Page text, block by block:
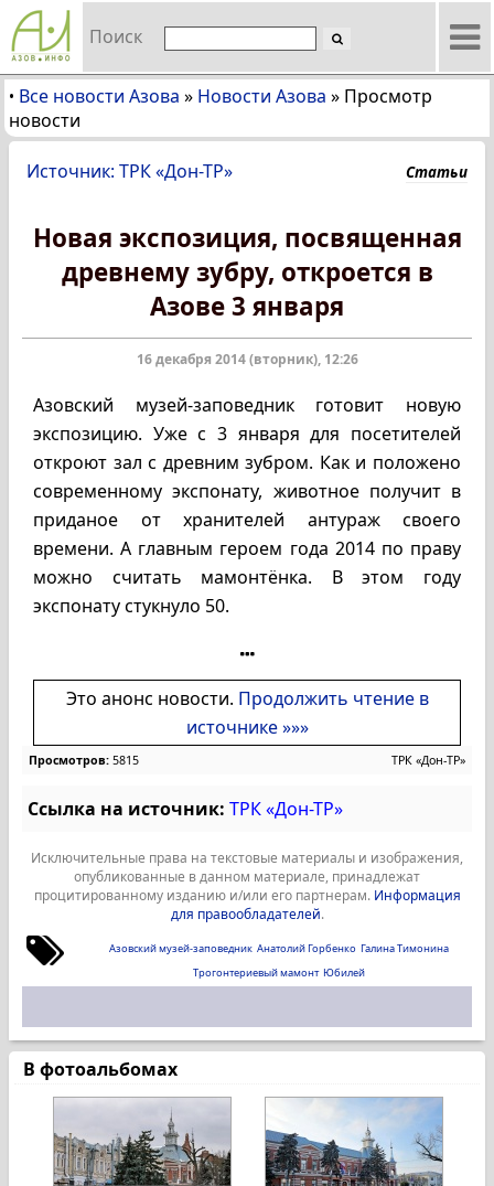
Поиск
• Все новости Азова » Новости Азова » Просмотр
новости
Источник: ТРК «Дон-ТР» Статьи
Новая экспозиция, посвященная
древнему зубру, откроется в
Азове 3 января
16 декабря 2014 (вторник), 12:26
Азовский музей-заповедник готовит новую
экспозицию. Уже с 3 января для посетителей
откроют зал с древним зубром. Как и положено
современному экспонату, животное получит в
приданое от хранителей антураж своего
времени. А главным героем года 2014 по праву
можно считать мамонтёнка. В этом году
экспонату стукнуло 50.
Это анонс новости. Продолжить чтение в
источнике »»»
Просмотров: 5815 ТРК «Дон-ТР»
Ссылка на источник: ТРК «Дон-ТР»
Исключительные права на текстовые материалы и изображения,
опубликованные в данном материале, принадлежат
процитированному изданию и/или его партнерам. Информация
для правообладателей.
Азовский музей-заповедник Анатолий Горбенко Галина Тимонина
Трогонтериевый мамонт Юбилей
В фотоальбомах